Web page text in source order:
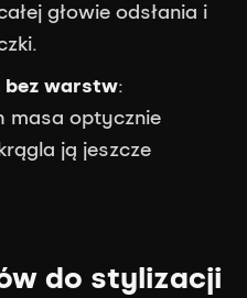
głowie odsłania i
bez warstw:
masa optycznie
ją jeszcze
do stylizacji